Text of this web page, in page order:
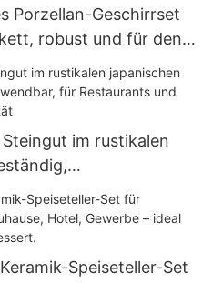
Porzellan-Geschirrset
robust und für den
bestehend aus
im rustikalen
und
Speiseteller-Set